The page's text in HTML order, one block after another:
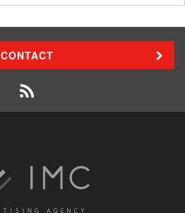
CONTACT